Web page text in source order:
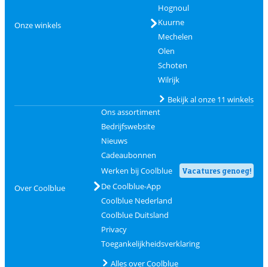
Onze winkels
Hognoul
Kuurne
Mechelen
Olen
Schoten
Wilrijk
Bekijk al onze 11 winkels
Over Coolblue
Ons assortiment
Bedrijfswebsite
Nieuws
Cadeaubonnen
Werken bij Coolblue
Vacatures genoeg!
De Coolblue-App
Coolblue Nederland
Coolblue Duitsland
Privacy
Toegankelijkheidsverklaring
Alles over Coolblue